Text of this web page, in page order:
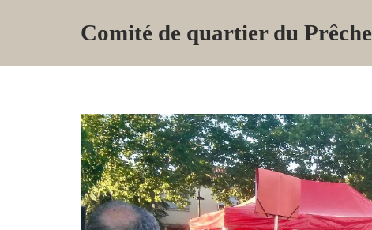
Comité de quartier du Prêche